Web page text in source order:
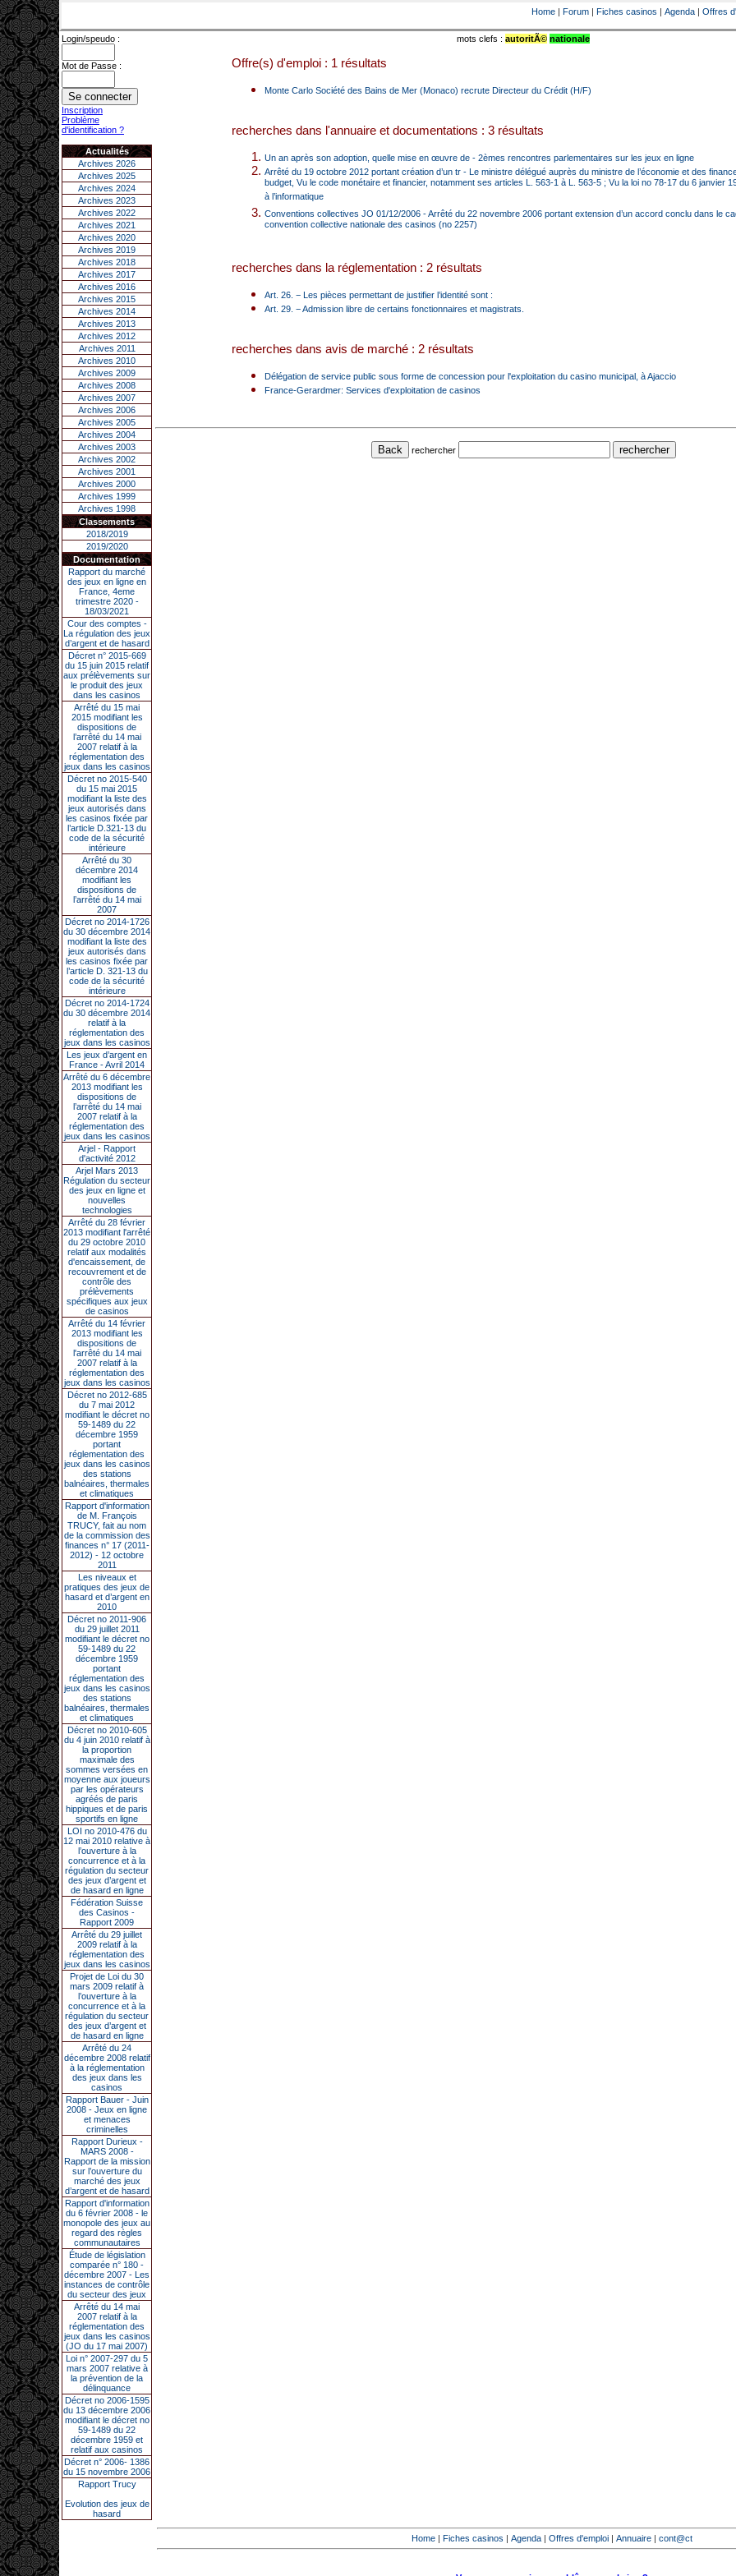
Home | Forum | Fiches casinos | Agenda | Offres
Login/speudo :
Mot de Passe :
Inscription
Problème
d'identification ?
Actualités
Archives 2026
Archives 2025
Archives 2024
Archives 2023
Archives 2022
Archives 2021
Archives 2020
Archives 2019
Archives 2018
Archives 2017
Archives 2016
Archives 2015
Archives 2014
Archives 2013
Archives 2012
Archives 2011
Archives 2010
Archives 2009
Archives 2008
Archives 2007
Archives 2006
Archives 2005
Archives 2004
Archives 2003
Archives 2002
Archives 2001
Archives 2000
Archives 1999
Archives 1998
Classements
2018/2019
2019/2020
Documentation
Rapport du marché
des jeux en ligne en
France, 4eme
trimestre 2020 -
18/03/2021
Cour des comptes -
La régulation des jeux
d’argent et de hasard
Décret n° 2015-669
du 15 juin 2015 relatif
aux prélèvements sur
le produit des jeux
dans les casinos
Arrêté du 15 mai
2015 modifiant les
dispositions de
l’arrêté du 14 mai
2007 relatif à la
réglementation des
jeux dans les casinos
Décret no 2015-540
du 15 mai 2015
modifiant la liste des
jeux autorisés dans
les casinos fixée par
l’article D.321-13 du
code de la sécurité
intérieure
Arrêté du 30
décembre 2014
modifiant les
dispositions de
l’arrêté du 14 mai
2007
Décret no 2014-1726
du 30 décembre 2014
modifiant la liste des
jeux autorisés dans
les casinos fixée par
l’article D. 321-13 du
code de la sécurité
intérieure
Décret no 2014-1724
du 30 décembre 2014
relatif à la
réglementation des
jeux dans les casinos
Les jeux d’argent en
France - Avril 2014
Arrêté du 6 décembre
2013 modifiant les
dispositions de
l’arrêté du 14 mai
2007 relatif à la
réglementation des
jeux dans les casinos
Arjel - Rapport
d'activité 2012
Arjel Mars 2013
Régulation du secteur
des jeux en ligne et
nouvelles
technologies
Arrêté du 28 février
2013 modifiant l'arrêté
du 29 octobre 2010
relatif aux modalités
d'encaissement, de
recouvrement et de
contrôle des
prélèvements
spécifiques aux jeux
de casinos
Arrêté du 14 février
2013 modifiant les
dispositions de
l'arrêté du 14 mai
2007 relatif à la
réglementation des
jeux dans les casinos
Décret no 2012-685
du 7 mai 2012
modifiant le décret no
59-1489 du 22
décembre 1959
portant
réglementation des
jeux dans les casinos
des stations
balnéaires, thermales
et climatiques
Rapport d'information
de M. François
TRUCY, fait au nom
de la commission des
finances n° 17 (2011-
2012) - 12 octobre
2011
Les niveaux et
pratiques des jeux de
hasard et d’argent en
2010
Décret no 2011-906
du 29 juillet 2011
modifiant le décret no
59-1489 du 22
décembre 1959
portant
réglementation des
jeux dans les casinos
des stations
balnéaires, thermales
et climatiques
Décret no 2010-605
du 4 juin 2010 relatif à
la proportion
maximale des
sommes versées en
moyenne aux joueurs
par les opérateurs
agréés de paris
hippiques et de paris
sportifs en ligne
LOI no 2010-476 du
12 mai 2010 relative à
l’ouverture à la
concurrence et à la
régulation du secteur
des jeux d’argent et
de hasard en ligne
Fédération Suisse
des Casinos -
Rapport 2009
Arrêté du 29 juillet
2009 relatif à la
réglementation des
jeux dans les casinos
Projet de Loi du 30
mars 2009 relatif à
l’ouverture à la
concurrence et à la
régulation du secteur
des jeux d’argent et
de hasard en ligne
Arrêté du 24
décembre 2008 relatif
à la réglementation
des jeux dans les
casinos
Rapport Bauer - Juin
2008 - Jeux en ligne
et menaces
criminelles
Rapport Durieux -
MARS 2008 -
Rapport de la mission
sur l’ouverture du
marché des jeux
d’argent et de hasard
Rapport d'information
du 6 février 2008 - le
monopole des jeux au
regard des règles
communautaires
Étude de législation
comparée n° 180 -
décembre 2007 - Les
instances de contrôle
du secteur des jeux
Arrêté du 14 mai
2007 relatif à la
réglementation des
jeux dans les casinos
(JO du 17 mai 2007)
Loi n° 2007-297 du 5
mars 2007 relative à
la prévention de la
délinquance
Décret no 2006-1595
du 13 décembre 2006
modifiant le décret no
59-1489 du 22
décembre 1959 et
relatif aux casinos
Décret n° 2006- 1386
du 15 novembre 2006
Rapport Trucy
Evolution des jeux de
hasard
mots clefs : autoritÃ© nationale
Offre(s) d'emploi : 1 résultats
Monte Carlo Société des Bains de Mer (Monaco) recrute Directeur du Crédit (H/F)
recherches dans l'annuaire et documentations : 3 résultats
Un an après son adoption, quelle mise en œuvre de - 2èmes rencontres parlementaires sur les jeux en ligne
Arrêté du 19 octobre 2012 portant création d’un tr - Le ministre délégué auprès du ministre de l’économie et des
budget, Vu le code monétaire et financier, notamment ses articles L. 563-1 à L. 563-5 ; Vu la loi no 78-17 du 6 janvier
à l’informatique
Conventions collectives JO 01/12/2006 - Arrêté du 22 novembre 2006 portant extension d’un accord conclu dans le
convention collective nationale des casinos (no 2257)
recherches dans la réglementation : 2 résultats
Art. 26. − Les pièces permettant de justifier l’identité sont :
Art. 29. − Admission libre de certains fonctionnaires et magistrats.
recherches dans avis de marché : 2 résultats
Délégation de service public sous forme de concession pour l'exploitation du casino municipal, à Ajaccio
France-Gerardmer: Services d'exploitation de casinos
rechercher
Home | Fiches casinos | Agenda | Offres d'emploi | Annuaire | cont@ct